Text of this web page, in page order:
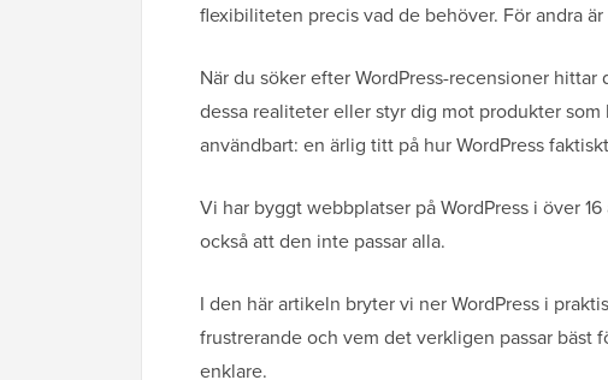
flexibiliteten precis vad de behöver. För andra
När du söker efter WordPress-recensioner
dessa realiteter eller styr dig mot produkter
användbart: en ärlig titt på hur WordPress
Vi har byggt webbplatser på WordPress i över
också att den inte passar alla.
I den här artikeln bryter vi ner WordPress i
frustrerande och vem det verkligen passar
enklare.